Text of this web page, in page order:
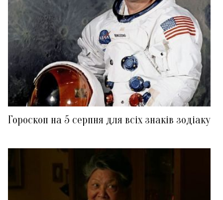
Гороскоп на 5 серпня для всіх знаків зодіаку